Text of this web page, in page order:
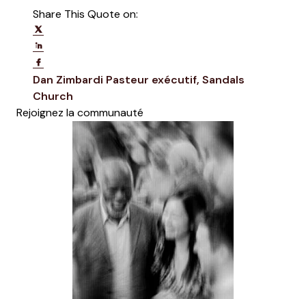
Share This Quote on:
Dan Zimbardi Opens new window
Pasteur exécutif, Sandals
Church
Rejoignez la communauté